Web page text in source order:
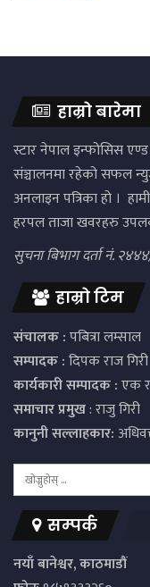
हाम्रो बारेमा
स्टार नेपाल इन्फोसिस एण्ड
संञ्चालनमा रहेको सफल
अनलाइन पत्रिका हो ।
हरपल ताजा खवरहरु
सुचना बिभाग दर्ता नं.
हाम्रो टिम
संचालक :पबित्रा लम्साल
सम्पादक :दिपक राज गिरी
कार्यकारी सम्पादक :एक
समाचार प्रमुख: राजु गिरी
कानुनी सल्लाहकार:
सम्पर्क
नयाँ बानेश्वर, काठमाडौं